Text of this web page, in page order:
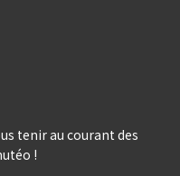
tenir au courant des
!